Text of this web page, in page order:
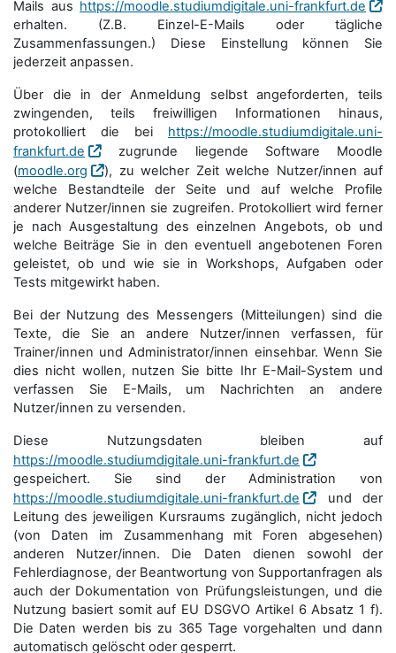
Mails aus https://moodle.studiumdigitale.uni-frankfurt.de
erhalten. (Z.B. Einzel-E-Mails oder tägliche
Zusammenfassungen.) Diese Einstellung können Sie
jederzeit anpassen.
Über die in der Anmeldung selbst angeforderten, teils
zwingenden, teils freiwilligen Informationen hinaus,
protokolliert die bei https://moodle.studiumdigitale.uni-
frankfurt.de
zugrunde liegende Software Moodle
(moodle.org
), zu welcher Zeit welche Nutzer/innen auf
welche Bestandteile der Seite und auf welche Profile
anderer Nutzer/innen sie zugreifen. Protokolliert wird ferner
je nach Ausgestaltung des einzelnen Angebots, ob und
welche Beiträge Sie in den eventuell angebotenen Foren
geleistet, ob und wie sie in Workshops, Aufgaben oder
Tests mitgewirkt haben.
Bei der Nutzung des Messengers (Mitteilungen) sind die
Texte, die Sie an andere Nutzer/innen verfassen, für
Trainer/innen und Administrator/innen einsehbar. Wenn Sie
dies nicht wollen, nutzen Sie bitte Ihr E-Mail-System und
verfassen Sie E-Mails, um Nachrichten an andere
Nutzer/innen zu versenden.
Diese Nutzungsdaten bleiben auf
https://moodle.studiumdigitale.uni-frankfurt.de
gespeichert. Sie sind der Administration von
https://moodle.studiumdigitale.uni-frankfurt.de
und der
Leitung des jeweiligen Kursraums zugänglich, nicht jedoch
(von Daten im Zusammenhang mit Foren abgesehen)
anderen Nutzer/innen. Die Daten dienen sowohl der
Fehlerdiagnose, der Beantwortung von Supportanfragen als
auch der Dokumentation von Prüfungsleistungen, und die
Nutzung basiert somit auf EU DSGVO Artikel 6 Absatz 1 f).
Die Daten werden bis zu 365 Tage vorgehalten und dann
automatisch gelöscht oder gesperrt.